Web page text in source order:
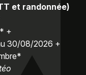
et randonnée)
+
30/08/2026 +